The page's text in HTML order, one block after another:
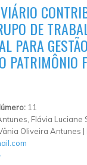
DE
PARA GESTÃO
PATRIMÔNIO
11
Flávia Luciane
Oliveira Antunes |